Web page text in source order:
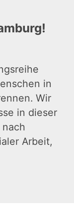
in
Wir
in dieser
Arbeit,